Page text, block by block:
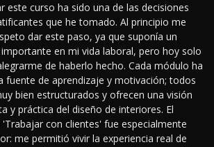
este curso ha sido una de las decisiones
que he tomado. Al principio me
dar este paso, ya que suponía un
en mi vida laboral, pero hoy solo
de haberlo hecho. Cada módulo ha
fuente de aprendizaje y motivación; todos
bien estructurados y ofrecen una visión
y práctica del diseño de interiores. El
con clientes' fue especialmente
me permitió vivir la experiencia real de